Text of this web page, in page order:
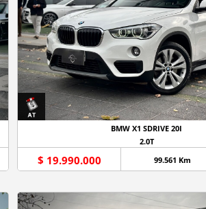
BMW X1 SDRIVE 20I
2.0T
$ 19.990.000 99.561 Km